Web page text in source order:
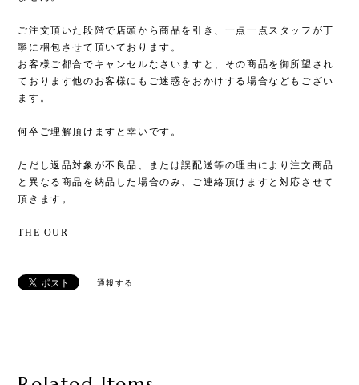
ご注文頂いた段階で店頭から商品を引き、一点一点スタッフが丁
寧に梱包させて頂いております。
お客様ご都合でキャンセルなさいますと、その商品を御所望され
ております他のお客様にもご迷惑をおかけする場合などもござい
ます。
何卒ご理解頂けますと幸いです。
ただし返品対象が不良品、または誤配送等の理由により注文商品
と異なる商品を納品した場合のみ、ご連絡頂けますと対応させて
頂きます。
THE OUR
通報する